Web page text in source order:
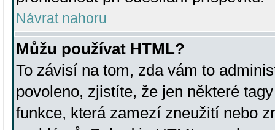
Návrat nahoru
Můžu používat HTML?
To závisí na tom, zda vám to
povoleno, zjistíte, že jen některé
funkce, která zamezí zneužití nebo